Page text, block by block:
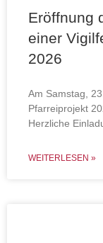
Eröffnung
einer
2026
Am Samstag,
Pfarreiprojekt
Herzliche
WEITERLESEN »